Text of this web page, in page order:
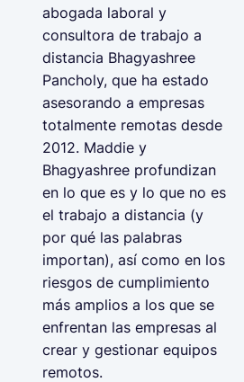
abogada laboral y
consultora de trabajo a
distancia Bhagyashree
Pancholy, que ha estado
asesorando a empresas
totalmente remotas desde
2012. Maddie y
Bhagyashree profundizan
en lo que es y lo que no es
el trabajo a distancia (y
por qué las palabras
importan), así como en los
riesgos de cumplimiento
más amplios a los que se
enfrentan las empresas al
crear y gestionar equipos
remotos.